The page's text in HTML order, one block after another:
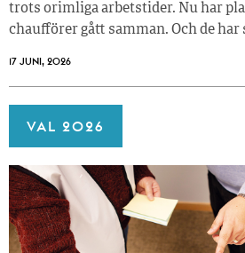
trots orimliga arbetstider. Nu har
chaufförer gått samman. Och de har
17 JUNI, 2026
VAL 2026